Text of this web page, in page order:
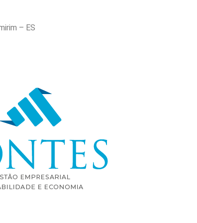
– ES